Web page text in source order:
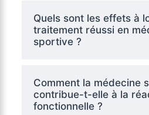
Quels sont les effets à
traitement réussi en
sportive ?
Comment la médecine
contribue-t-elle à la
fonctionnelle ?